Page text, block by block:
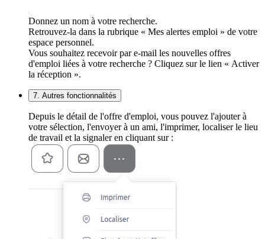
Donnez un nom à votre recherche.
Retrouvez-la dans la rubrique « Mes alertes emploi » de votre
espace personnel.
Vous souhaitez recevoir par e-mail les nouvelles offres
d'emploi liées à votre recherche ? Cliquez sur le lien « Activer
la réception ».
7. Autres fonctionnalités
Depuis le détail de l'offre d'emploi, vous pouvez l'ajouter à
votre sélection, l'envoyer à un ami, l'imprimer, localiser le lieu
de travail et la signaler en cliquant sur :